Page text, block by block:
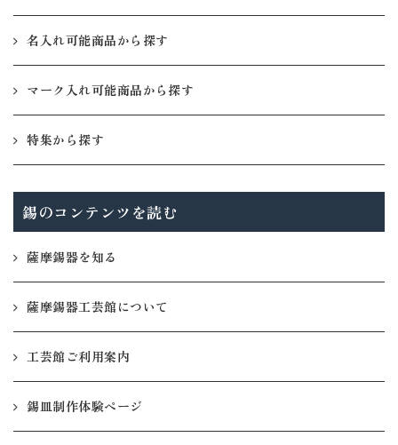
名入れ可能商品から探す
マーク入れ可能商品から探す
特集から探す
錫のコンテンツを読む
薩摩錫器を知る
薩摩錫器工芸館について
工芸館ご利用案内
錫皿制作体験ページ